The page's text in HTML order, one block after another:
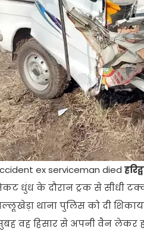
ex serviceman died
धुंध के दौरान ट्रक से सीधी
थाना पुलिस को दी
वह हिसार से अपनी वैन लेकर